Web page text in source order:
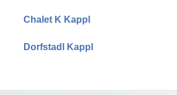
Chalet K Kappl
Dorfstadl Kappl